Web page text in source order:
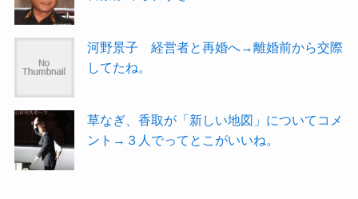
河野景子 経営者と再婚へ→離婚前から交際
してたね。
草なぎ、香取が「新しい地図」についてコメ
ント→３人でってとこがいいね。